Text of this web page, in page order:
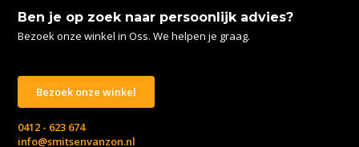
Ben je op zoek naar persoonlijk advies?
Bezoek onze winkel in Oss. We helpen je graag.
Bezoek onze winkel
0412 - 623 674
info@smitsenvanzon.nl